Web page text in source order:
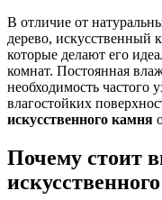
В отличие от
дерево, искусственный
которые делают его
комнат. Постоянная
необходимость частого
влагостойких
искусственного камня
Почему стоит